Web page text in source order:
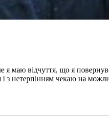
я маю відчуття, що я
нетерпінням чекаю на